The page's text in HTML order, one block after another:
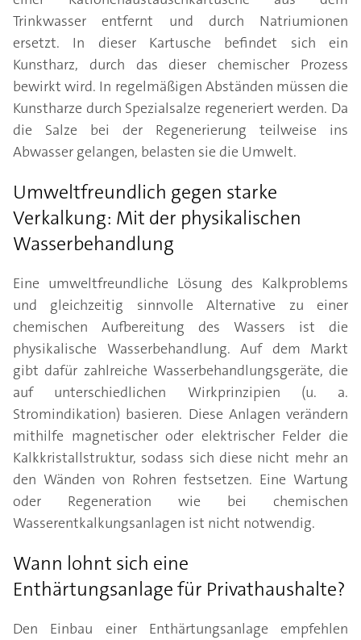
Trinkwasser entfernt und durch Natriumionen
ersetzt. In dieser Kartusche befindet sich ein
Kunstharz, durch das dieser chemischer Prozess
bewirkt wird. In regelmäßigen Abständen müssen die
Kunstharze durch Spezialsalze regeneriert werden. Da
die Salze bei der Regenerierung teilweise ins
Abwasser gelangen, belasten sie die Umwelt.
Umweltfreundlich gegen starke
Verkalkung: Mit der physikalischen
Wasserbehandlung
Eine umweltfreundliche Lösung des Kalkproblems
und gleichzeitig sinnvolle Alternative zu einer
chemischen Aufbereitung des Wassers ist die
physikalische Wasserbehandlung. Auf dem Markt
gibt dafür zahlreiche Wasserbehandlungsgeräte, die
auf unterschiedlichen Wirkprinzipien (u. a.
Stromindikation) basieren. Diese Anlagen verändern
mithilfe magnetischer oder elektrischer Felder die
Kalkkristallstruktur, sodass sich diese nicht mehr an
den Wänden von Rohren festsetzen. Eine Wartung
oder Regeneration wie bei chemischen
Wasserentkalkungsanlagen ist nicht notwendig.
Wann lohnt sich eine
Enthärtungsanlage für Privathaushalte?
Den Einbau einer Enthärtungsanlage empfehlen